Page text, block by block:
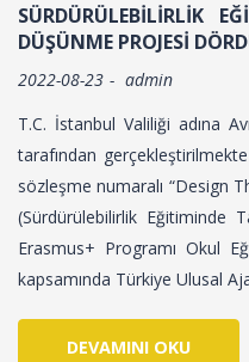
SÜRDÜRÜLEBİLİRLİK
DÜŞÜNME PROJESİ
2022-08-23
admin
T.C. İstanbul Valiliği adına
tarafından
sözleşme numaralı “Design
(Sürdürülebilirlik Eğitiminde
Erasmus+ Programı Okul
kapsamında Türkiye Ulusal
DEVAMINI OKU